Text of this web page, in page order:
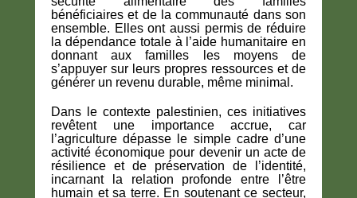
bénéficiaires et de la communauté dans son
ensemble. Elles ont aussi permis de réduire
la dépendance totale à l’aide humanitaire en
donnant aux familles les moyens de
s’appuyer sur leurs propres ressources et de
générer un revenu durable, même minimal.
Dans le contexte palestinien, ces initiatives
revêtent une importance accrue, car
l’agriculture dépasse le simple cadre d’une
activité économique pour devenir un acte de
résilience et de préservation de l’identité,
incarnant la relation profonde entre l’être
humain et sa terre. En soutenant ce secteur,